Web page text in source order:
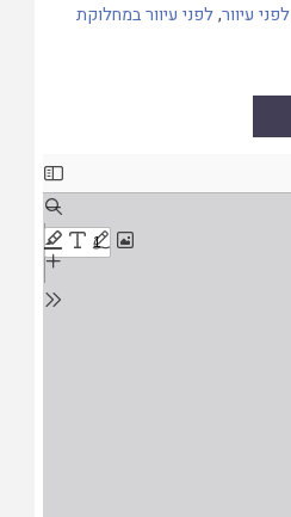
לפני עיוור,לפני עיוור במחלוקת